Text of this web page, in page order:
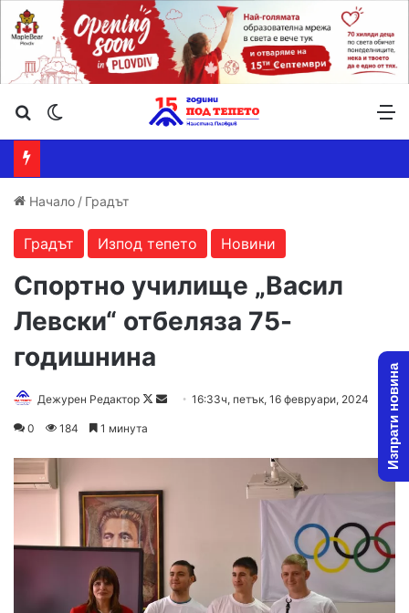
Търсене ...
Начало / Градът
Градът Изпод тепето Новини
Спортно училище „Васил
Левски“ отбеляза 75-
годишнина
Дежурен Редактор
Follow
Send16:33ч, петък, 16 февруари, 2024
0 184 1 минута Изпрати новина